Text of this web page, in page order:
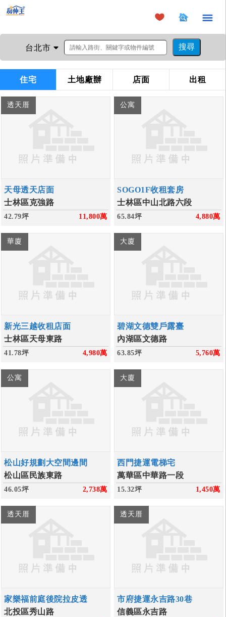
×
台北市
住宅 土地廠辦 店面 出租
透天厝
天母透天店面
士林區克強路
42.79坪 11,800萬
公寓
SOGO1F收租套房
士林區中山北路六段
65.84坪 4,880萬
華廈
新光三越收租店面
士林區天母東路
41.78坪 4,980萬
大廈
碧湖文德雙戶露臺
內湖區文德路
63.85坪 5,760萬
公寓
松山好規劃大空間邊間
松山區民族東路
46.05坪 2,738萬
大廈
西門捷運電梯宅
萬華區中華路一段
15.32坪 1,450萬
透天厝
家樂福前庭後院拉皮透
北投區秀山路
透天厝
市府捷運永吉路30巷
信義區永吉路